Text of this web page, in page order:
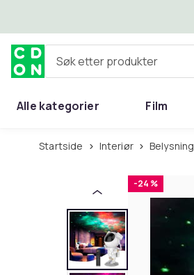
Søk etter produkter
Alle kategorier Film
Startside Interiør Belysning
-24 %